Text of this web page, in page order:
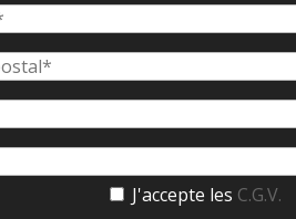
J'accepte les C.G.V.